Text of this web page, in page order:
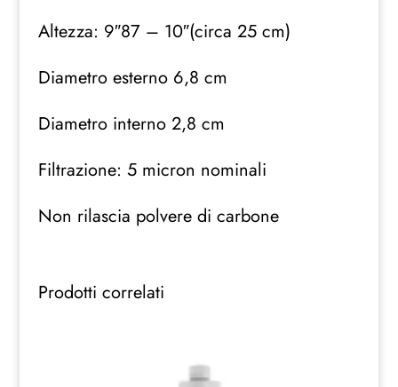
Altezza: 9″87 – 10″(circa 25 cm)
Diametro esterno 6,8 cm
Diametro interno 2,8 cm
Filtrazione: 5 micron nominali
Non rilascia polvere di carbone
Prodotti correlati